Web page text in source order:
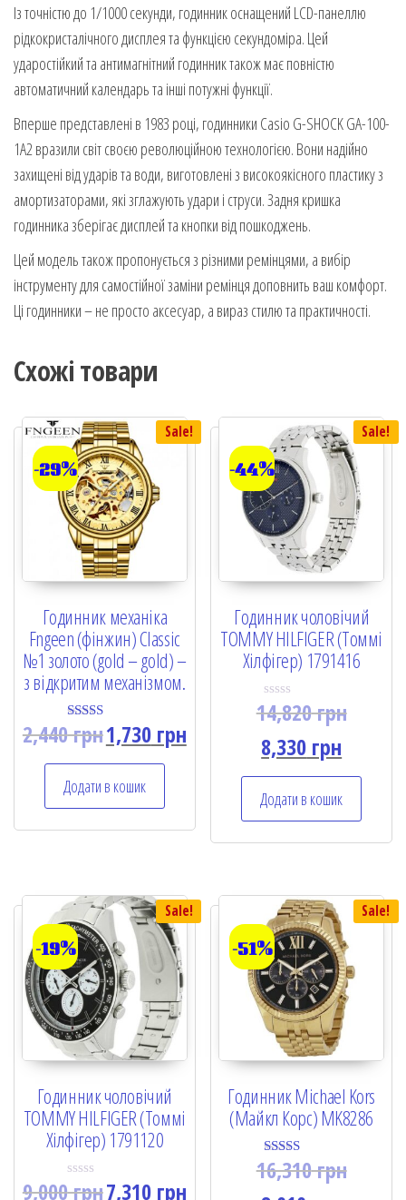
Із точністю до 1/1000 секунди, годинник оснащений LCD-панеллю
рідкокристалічного дисплея та функцією секундоміра. Цей
ударостійкий та антимагнітний годинник також має повністю
автоматичний календарь та інші потужні функції.
Вперше представлені в 1983 році, годинники Casio G-SHOCK GA-100-
1A2 вразили світ своєю революційною технологією. Вони надійно
захищені від ударів та води, виготовлені з високоякісного пластику з
амортизаторами, які зглажують удари і струси. Задня кришка
годинника зберігає дисплей та кнопки від пошкоджень.
Цей модель також пропонується з різними ремінцями, а вибір
інструменту для самостійної заміни ремінця доповнить ваш комфорт.
Ці годинники – не просто аксесуар, а вираз стилю та практичності.
Схожі товари
Sale!
-29%
Годинник механіка
Fngeen (фінжин) Classic
№1 золото (gold – gold) –
з відкритим механізмом.
Rated
5.00
2,440грн1,730грн
Додати в кошик
Sale!
-44%
Годинник чоловічий
TOMMY HILFIGER (Томмі
Хілфігер) 1791416
R
a
t
e
d
0
o
u
t
f
14,820грн
8,330 грн
Додати в кошик
Sale!
-19%
Годинник чоловічий
TOMMY HILFIGER (Томмі
Хілфігер) 1791120
R
9,000грн7,310грн
Sale!
-51%
Годинник Michael Kors
(Майкл Корс) MK8286
Rated
5.00
16,310грн